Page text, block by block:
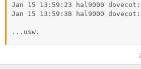
Jan 15 13:59:23 hal9000
Jan 15 13:59:38 hal9000
...usw.